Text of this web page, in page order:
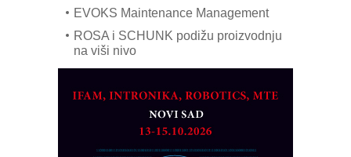
EVOKS Maintenance Management
ROSA i SCHUNK podižu proizvodnju
na viši nivo
MAREX - Lim i mašine za savremena
Marcom-plast d.o.o.- vaš pouzdan
partner